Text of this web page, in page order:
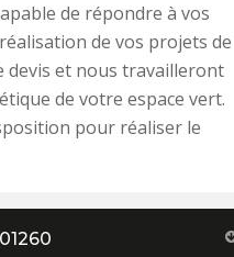
de répondre à vos
de vos projets de
devis et nous travailleront
de votre espace vert.
pour réaliser le